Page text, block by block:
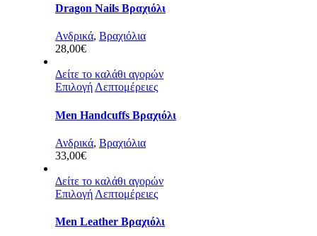
Dragon Nails Βραχιόλι
Ανδρικά, Βραχιόλια
28,00€
Δείτε το καλάθι αγορών
ΕπιλογήΛεπτομέρειες
Men Handcuffs Βραχιόλι
Ανδρικά, Βραχιόλια
33,00€
Δείτε το καλάθι αγορών
Επιλογή Λεπτομέρειες
Men Leather Βραχιόλι